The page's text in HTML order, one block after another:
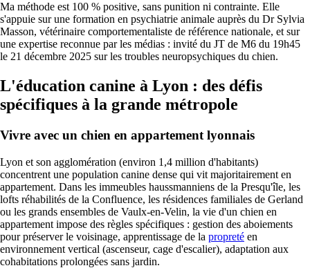
Ma méthode est 100 % positive, sans punition ni contrainte. Elle
s'appuie sur une formation en psychiatrie animale auprès du Dr Sylvia
Masson, vétérinaire comportementaliste de référence nationale, et sur
une expertise reconnue par les médias : invité du JT de M6 du 19h45
le 21 décembre 2025 sur les troubles neuropsychiques du chien.
L'éducation canine à Lyon : des défis
spécifiques à la grande métropole
Vivre avec un chien en appartement lyonnais
Lyon et son agglomération (environ 1,4 million d'habitants)
concentrent une population canine dense qui vit majoritairement en
appartement. Dans les immeubles haussmanniens de la Presqu'île, les
lofts réhabilités de la Confluence, les résidences familiales de Gerland
ou les grands ensembles de Vaulx-en-Velin, la vie d'un chien en
appartement impose des règles spécifiques : gestion des aboiements
pour préserver le voisinage, apprentissage de la propreté en
environnement vertical (ascenseur, cage d'escalier), adaptation aux
cohabitations prolongées sans jardin.